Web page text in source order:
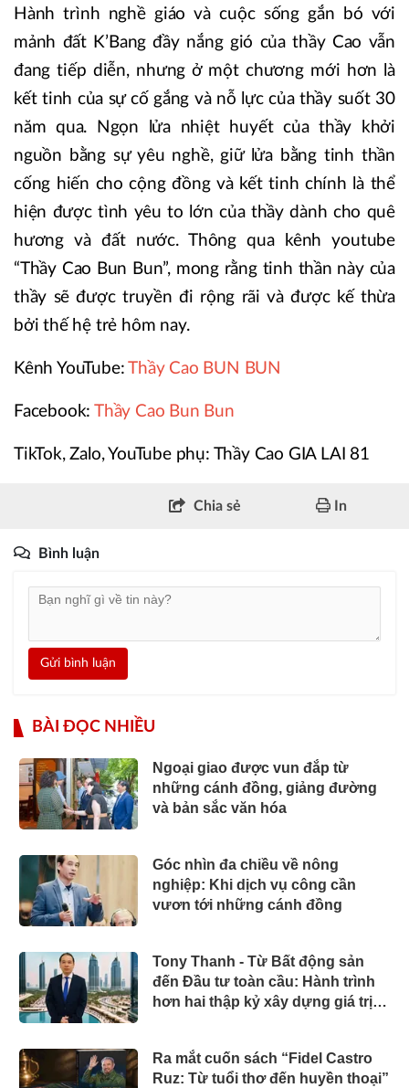
Hành trình nghề giáo và cuộc sống gắn bó với
mảnh đất K’Bang đầy nắng gió của thầy Cao vẫn
đang tiếp diễn, nhưng ở một chương mới hơn là
kết tinh của sự cố gắng và nỗ lực của thầy suốt 30
năm qua. Ngọn lửa nhiệt huyết của thầy khởi
nguồn bằng sự yêu nghề, giữ lửa bằng tinh thần
cống hiến cho cộng đồng và kết tinh chính là thể
hiện được tình yêu to lớn của thầy dành cho quê
hương và đất nước. Thông qua kênh youtube
“Thầy Cao Bun Bun”, mong rằng tinh thần này của
thầy sẽ được truyền đi rộng rãi và được kế thừa
bởi thế hệ trẻ hôm nay.
Kênh YouTube:Thầy Cao BUN BUN
Facebook:Thầy Cao Bun Bun
TikTok, Zalo, YouTube phụ: Thầy Cao GIA LAI 81
Chia sẻ In
Bình luận
Gửi bình luận
BÀI ĐỌC NHIỀU
Ngoại giao được vun đắp từ
những cánh đồng, giảng đường
và bản sắc văn hóa
Góc nhìn đa chiều về nông
nghiệp: Khi dịch vụ công cần
vươn tới những cánh đồng
Tony Thanh - Từ Bất động sản
đến Đầu tư toàn cầu: Hành trình
hơn hai thập kỷ xây dựng giá trị
Ra mắt cuốn sách “Fidel Castro
Ruz: Từ tuổi thơ đến huyền thoại”